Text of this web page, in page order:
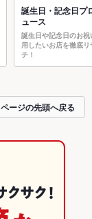
誕生日・記念日プ
ュース
誕生日や記念日のお祝
用したいお店を徹底リ
チ！
ページの先頭へ戻る